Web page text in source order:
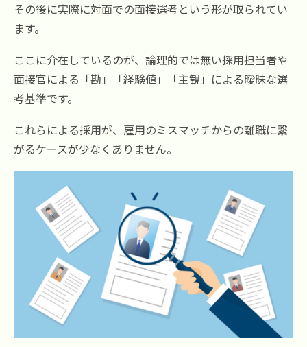
その後に実際に対面での面接選考という形が取られてい
ます。
ここに介在しているのが、論理的では無い採用担当者や
面接官による「勘」「経験値」「主観」による曖昧な選
考基準です。
これらによる採用が、雇用のミスマッチからの離職に繋
がるケースが少なくありません。